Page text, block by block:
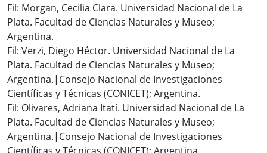
Fil: Morgan, Cecilia Clara. Universidad Nacional de La
Plata. Facultad de Ciencias Naturales y Museo;
Argentina.
Fil: Verzi, Diego Héctor. Universidad Nacional de La
Plata. Facultad de Ciencias Naturales y Museo;
Argentina.|Consejo Nacional de Investigaciones
Científicas y Técnicas (CONICET); Argentina.
Fil: Olivares, Adriana Itatí. Universidad Nacional de La
Plata. Facultad de Ciencias Naturales y Museo;
Argentina.|Consejo Nacional de Investigaciones